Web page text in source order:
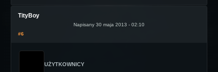
TityBoy
Napisany 30 maja 2013 - 02:10
#6
UŻYTKOWNICY